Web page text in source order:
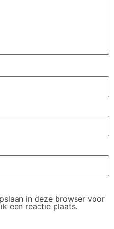
in deze browser voor
een reactie plaats.